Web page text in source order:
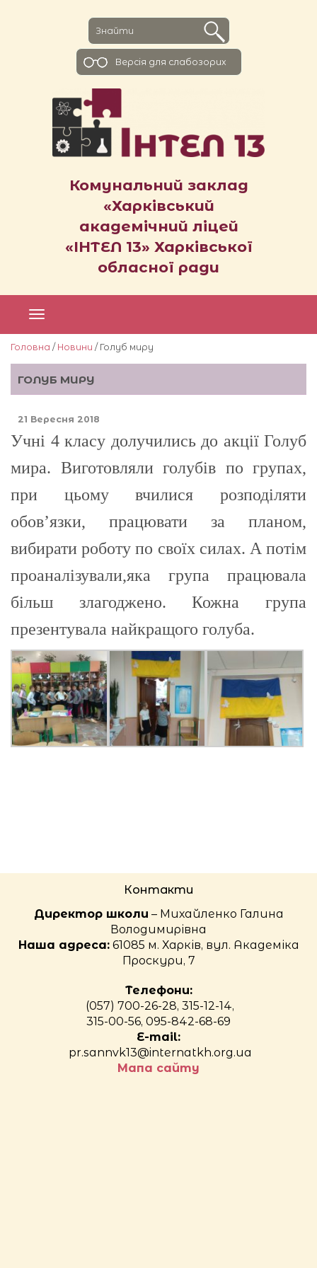
Комунальний заклад
«Харківський
академічний ліцей
«ІНТЕЛ 13» Харківської
обласної ради
Версiя для слабозорих
Головна / Новини / Голуб миру
ГОЛУБ МИРУ
21 Вересня 2018
Учні 4 класу долучились до акції Голуб
мира. Виготовляли голубів по групах,
при цьому вчилися розподіляти
обов’язки, працювати за планом,
вибирати роботу по своїх силах. А потім
проаналізували,яка група працювала
більш злагоджено. Кожна група
презентувала найкращого голуба.
Контакти
Директор школи – Михайленко Галина
Володимирівна
Наша адреса:61085 м. Харків, вул. Академіка
Проскури, 7
Телефони:
(057) 700-26-28, 315-12-14,
315-00-56, 095-842-68-69
E-mail:
pr.sannvk13@internatkh.org.ua
Мапа сайту